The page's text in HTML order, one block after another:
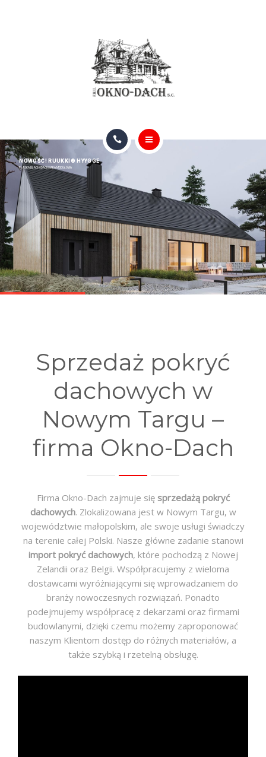
FAQ
KONTAKT
GŁÓWNA
OFERTA DACHÓW I OKIEN
RYNNY
KATALOGI (ONLINE)
O NAS
NOWOŚĆ! RUUKKI® HYYGGE
PŁASKA BLACHODACHÓWKA MODUŁOWA
Sprzedaż pokryć
dachowych w
Nowym Targu –
firma Okno-Dach
Firma Okno-Dach zajmuje się sprzedażą pokryć
dachowych. Zlokalizowana jest w Nowym Targu, w
województwie małopolskim, ale swoje usługi świadczy
na terenie całej Polski. Nasze główne zadanie stanowi
import pokryć dachowych, które pochodzą z Nowej
Zelandii oraz Belgii. Współpracujemy z wieloma
dostawcami wyróżniającymi się wprowadzaniem do
branży nowoczesnych rozwiązań. Ponadto
podejmujemy współpracę z dekarzami oraz firmami
budowlanymi, dzięki czemu możemy zaproponować
naszym Klientom dostęp do różnych materiałów, a
także szybką i rzetelną obsługę.